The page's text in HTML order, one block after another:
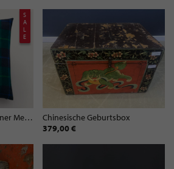
S
A
L
E
Kissenbezug aus extrafeiner Merinowolle
Chinesische Geburtsbox
379,00 €